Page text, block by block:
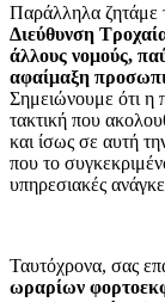
Παράλληλα ζητάμε
Διεύθυνση
άλλους νομούς,
αφαίμαξη
Σημειώνουμε ότι η
τακτική που
και ίσως σε αυτή
που το
υπηρεσιακές
Ταυτόχρονα, σας
ωραρίων